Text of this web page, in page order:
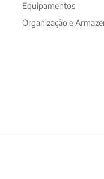
Equipamentos
Organização e